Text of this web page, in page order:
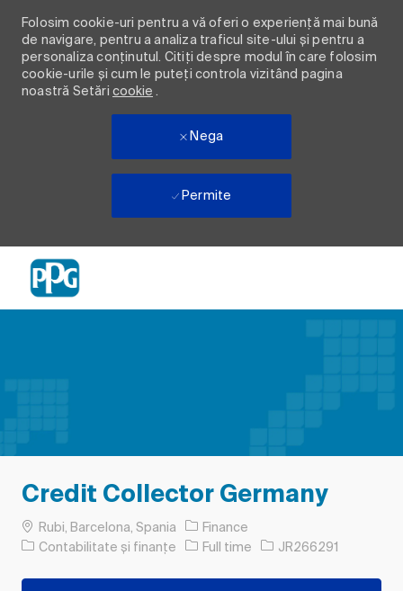
Folosim cookie-uri pentru a vă oferi o experiență mai bună
de navigare, pentru a analiza traficul site-ului și pentru a
personaliza conținutul. Citiți despre modul în care folosim
cookie-urile și cum le puteți controla vizitând pagina
noastră Setări cookie .
Nega
Permite
Credit Collector Germany
LocRubi, Barcelona, Spania
Finance
Categorie
Contabilitate și finanțe Tipul postului
Full time Job Id
JR266291